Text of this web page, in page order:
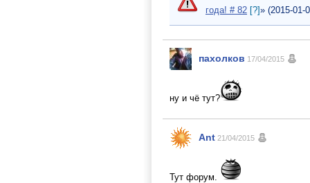
года! # 82 [?]» (2015-01-
пахолков 17/04/2015
ну и чё тут?
Ant 21/04/2015
Тут форум.